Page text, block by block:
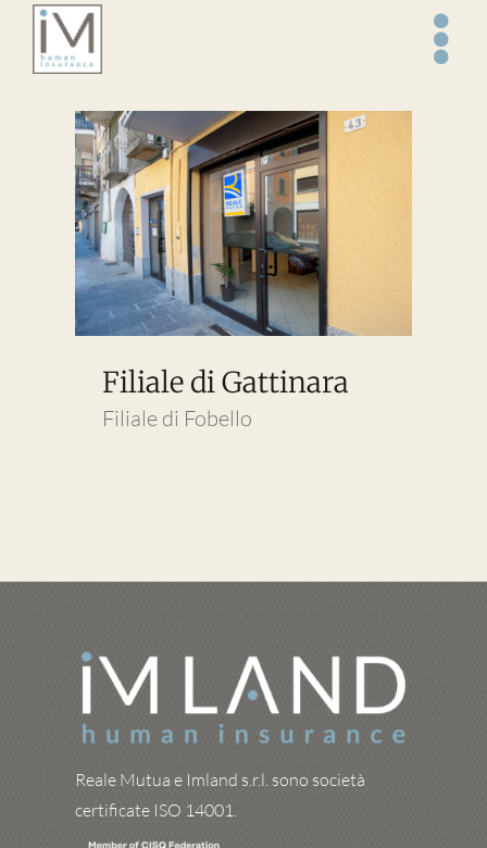
Salta
contenuto
Filiale di Gattinara
Filiale di Fobello
Reale Mutua e Imland s.r.l. sono società
certificate ISO 14001.